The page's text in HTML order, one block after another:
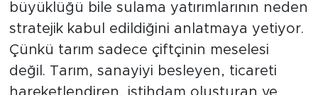
büyüklüğü bile sulama yatırımlarının neden
stratejik kabul edildiğini anlatmaya yetiyor.
Çünkü tarım sadece çiftçinin meselesi
değil. Tarım, sanayiyi besleyen, ticareti